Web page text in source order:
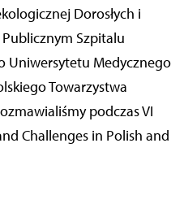
Dorosłych i
Szpitalu
Uniwersytetu Medycznego
Towarzystwa
podczas VI
Challenges in Polish and